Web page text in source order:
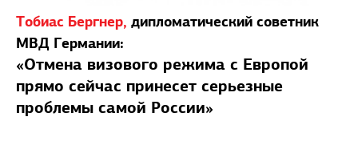
Тобиас Бергнер, дипломатический советник
МВД Германии:
«Отмена визового режима с Европой
прямо сейчас принесет серьезные
проблемы самой России»